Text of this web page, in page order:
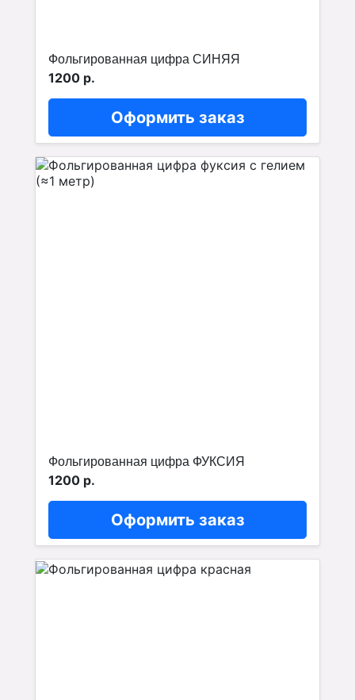
Фольгированная цифра СИНЯЯ
1200 р.
Оформить заказ
Фольгированная цифра ФУКСИЯ
1200 р.
Оформить заказ